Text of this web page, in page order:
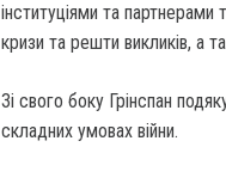
інституціями та
кризи та решти викликів, а
Зі свого боку Грінспан
складних умовах війни.